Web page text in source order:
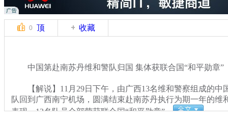
0 顶 收藏
中国第赴南苏丹维和警队归国 集体获联合国“和平勋章”
【解说】11月29日下午，由广西13名维和警察组成的中
队回到广西南宁机场，圆满结束赴南苏丹执行为期一年的维
表现，13名队员全部荣获联合国“和平勋章”。